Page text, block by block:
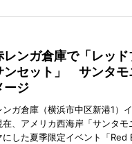
レンガ倉庫で「レッド
ンセット」 サンタモ
ージ
ガ倉庫（横浜市中区新港1）
在、アメリカ西海岸「サンタモ
にした夏季限定イベント「Red